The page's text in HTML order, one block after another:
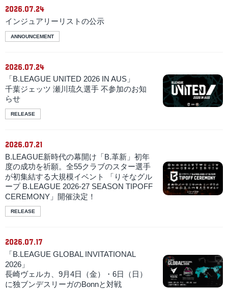
2026.07.24
インジュアリーリストの公示
ANNOUNCEMENT
2026.07.24
「B.LEAGUE UNITED 2026 IN AUS」
千葉ジェッツ 瀬川琉久選手 不参加のお知
らせ
RELEASE
2026.07.21
B.LEAGUE新時代の幕開け「B.革新」初年
度の成功を祈願。全55クラブのスター選手
が初集結する大規模イベント 「りそなグル
ープ B.LEAGUE 2026-27 SEASON TIPOFF
CEREMONY」開催決定！
RELEASE
2026.07.17
「B.LEAGUE GLOBAL INVITATIONAL
2026」
長崎ヴェルカ、9月4日（金）・6日（日）
に独ブンデスリーガのBonnと対戦